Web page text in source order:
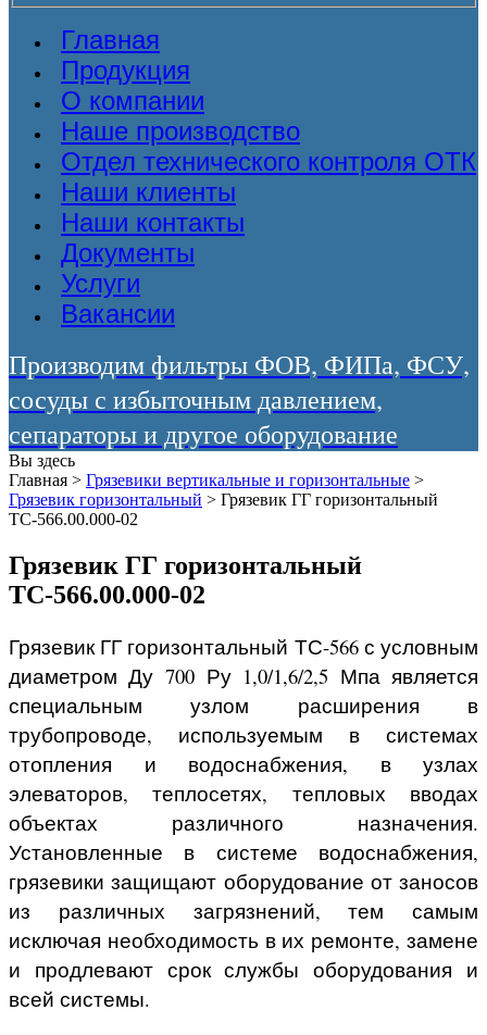
Главная
Продукция
О компании
Наше производство
Отдел технического контроля ОТК
Наши клиенты
Наши контакты
Документы
Услуги
Вакансии
Производим фильтры ФОВ, ФИПа, ФСУ,
сосуды с избыточным давлением,
сепараторы и другое оборудование
Вы здесь
Главная > Грязевики вертикальные и горизонтальные >
Грязевик горизонтальный > Грязевик ГГ горизонтальный
ТС-566.00.000-02
Грязевик ГГ горизонтальный
ТС-566.00.000-02
Грязевик ГГ горизонтальный ТС-566 с условным
диаметром Ду 700 Ру 1,0/1,6/2,5 Мпа является
специальным узлом расширения в
трубопроводе, используемым в системах
отопления и водоснабжения, в узлах
элеваторов, теплосетях, тепловых вводах
объектах различного назначения.
Установленные в системе водоснабжения,
грязевики защищают оборудование от заносов
из различных загрязнений, тем самым
исключая необходимость в их ремонте, замене
и продлевают срок службы оборудования и
всей системы.